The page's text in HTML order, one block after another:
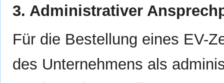
3. Administrativer
Für die Bestellung eines EV-
des Unternehmens als